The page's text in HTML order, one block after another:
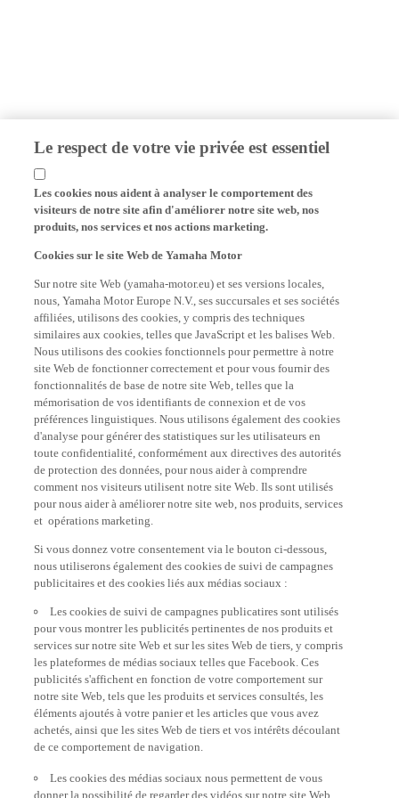
Le respect de votre vie privée est essentiel
Les cookies nous aident à analyser le comportement des
visiteurs de notre site afin d'améliorer notre site web, nos
produits, nos services et nos actions marketing.
nous, Yamaha Motor Europe N.V., ses succursales et ses sociétés
affiliées, utilisons des cookies, y compris des techniques
similaires aux cookies, telles que JavaScript et les balises Web.
Nous utilisons des cookies fonctionnels pour permettre à notre
site Web de fonctionner correctement et pour vous fournir des
fonctionnalités de base de notre site Web, telles que la
mémorisation de vos identifiants de connexion et de vos
préférences linguistiques. Nous utilisons également des cookies
d'analyse pour générer des statistiques sur les utilisateurs en
toute confidentialité, conformément aux directives des autorités
de protection des données, pour nous aider à comprendre
comment nos visiteurs utilisent notre site Web. Ils sont utilisés
pour nous aider à améliorer notre site web, nos produits, services
et opérations marketing.
nous utiliserons également des cookies de suivi de campagnes
publicitaires et des cookies liés aux médias sociaux :
pour vous montrer les publicités pertinentes de nos produits et
services sur notre site Web et sur les sites Web de tiers, y compris
les plateformes de médias sociaux telles que Facebook. Ces
publicités s'affichent en fonction de votre comportement sur
notre site Web, tels que les produits et services consultés, les
éléments ajoutés à votre panier et les articles que vous avez
achetés, ainsi que les sites Web de tiers et vos intérêts découlant
de ce comportement de navigation.
donner la possibilité de regarder des vidéos sur notre site Web